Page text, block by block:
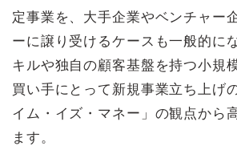
定事業を、大手企業やベンチャー
ーに譲り受けるケースも一般的に
キルや独自の顧客基盤を持つ小規
買い手にとって新規事業立ち上げ
イム・イズ・マネー」の観点から
ます。